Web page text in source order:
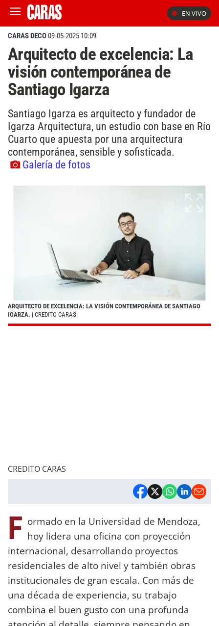
EN VIVO
CARAS DECO09-05-2025 10:09
Arquitecto de excelencia: La
visión contemporánea de
Santiago Igarza
Santiago Igarza es arquitecto y fundador de
Igarza Arquitectura, un estudio con base en Río
Cuarto que apuesta por una arquitectura
contemporánea, sensible y sofisticada.
Galería de fotos
ARQUITECTO DE EXCELENCIA: LA VISIÓN CONTEMPORÁNEA DE SANTIAGO
IGARZA. | CREDITO CARAS
CREDITO CARAS
F ormado en la Universidad de Mendoza,
hoy lidera una oficina con proyección
internacional, desarrollando proyectos
residenciales de alto nivel y también obras
institucionales de gran escala. Con más de
una década de experiencia, su trabajo
combina el buen gusto con una profunda